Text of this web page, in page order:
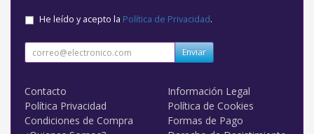
He leído y acepto la Política de Privacidad.
Enviar
Contacto
Información Legal
Política Privacidad
Política de Cookies
Condiciones de Compra
Formas de Pago